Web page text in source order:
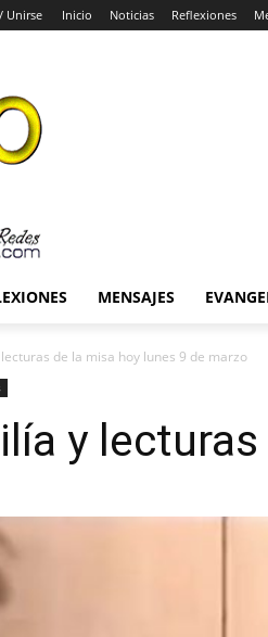
Unirse Inicio Noticias Reflexiones
MENSAJES
de la misa hoy lunes 9 de marzo
y